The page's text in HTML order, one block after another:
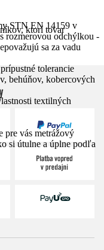
STN EN 14159 v
rozmerovou odchýlkou -
sa za vadu
tolerancie
behúňov, kobercových
textilných
pre vás metrážový
si útulne a úplne podľa
ktorí tovar